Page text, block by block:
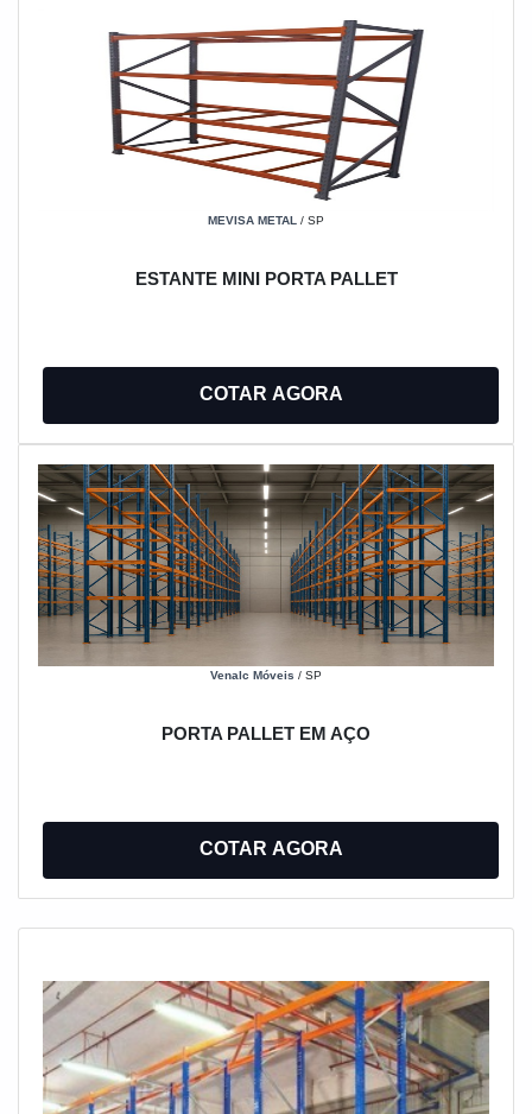
MEVISA METAL / SP
ESTANTE MINI PORTA PALLET
COTAR AGORA
Venalc Móveis / SP
PORTA PALLET EM AÇO
COTAR AGORA